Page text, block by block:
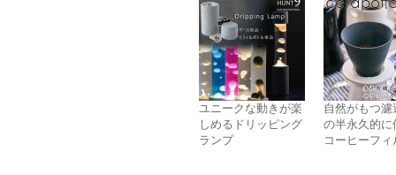
ユニークな動きが楽
しめるドリッピング
ランプ
自然がもつ濾
の半永久的に
コーヒーフィ